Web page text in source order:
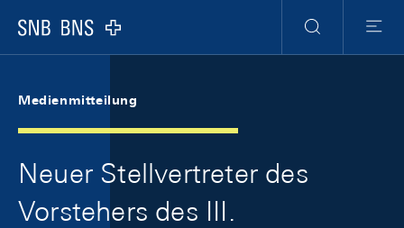
Logo
Suche
Menu
Medienmitteilung
Neuer Stellvertreter des
Vorstehers des III.